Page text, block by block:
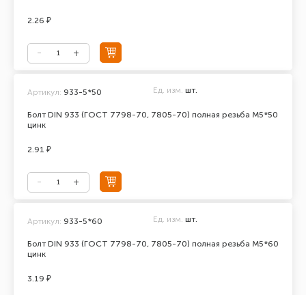
2.26 ₽
Болт DIN 933 (ГОСТ 7798-70, 7805-70) полная резьба М5*50
цинк
Артикул: 933-5*50 Ед. изм. шт.
2.91 ₽
Болт DIN 933 (ГОСТ 7798-70, 7805-70) полная резьба М5*60
цинк
Артикул: 933-5*60 Ед. изм. шт.
3.19 ₽